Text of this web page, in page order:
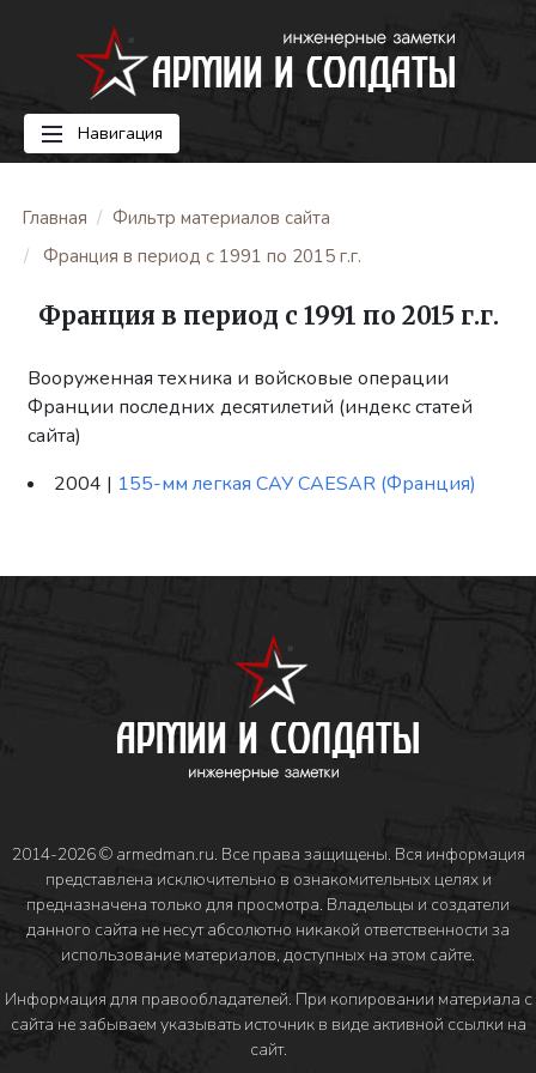
Навигация
Главная
Фильтр материалов сайта
Франция в период с 1991 по 2015 г.г.
Франция в период с 1991 по 2015 г.г.
Вооруженная техника и войсковые операции
Франции последних десятилетий (индекс статей
сайта)
2004 | 155-мм легкая САУ CAESAR (Франция)
2014-2026 © armedman.ru. Все права защищены. Вся информация
представлена исключительно в ознакомительных целях и
предназначена только для просмотра. Владельцы и создатели
данного сайта не несут абсолютно никакой ответственности за
использование материалов, доступных на этом сайте.
Информация для правообладателей. При копировании материала с
сайта не забываем указывать источник в виде активной ссылки на
сайт.